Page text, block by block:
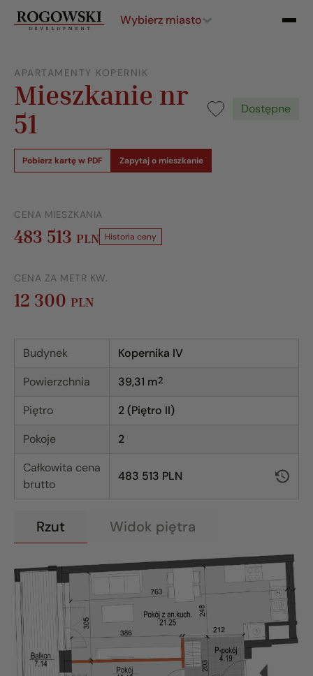
Wybierz miasto
APARTAMENTY KOPERNIK
Mieszkanie nr
51
Dostępne
Pobierz kartę w PDF Zapytaj o mieszkanie
CENA MIESZKANIA
483 513 PLN Historia ceny
CENA ZA METR KW.
12 300 PLN
Budynek
Kopernika IV
Powierzchnia
39,31 m2
Piętro
2 (Piętro II)
Pokoje
2
Całkowita cena
brutto
483 513 PLN
Rzut Widok piętra